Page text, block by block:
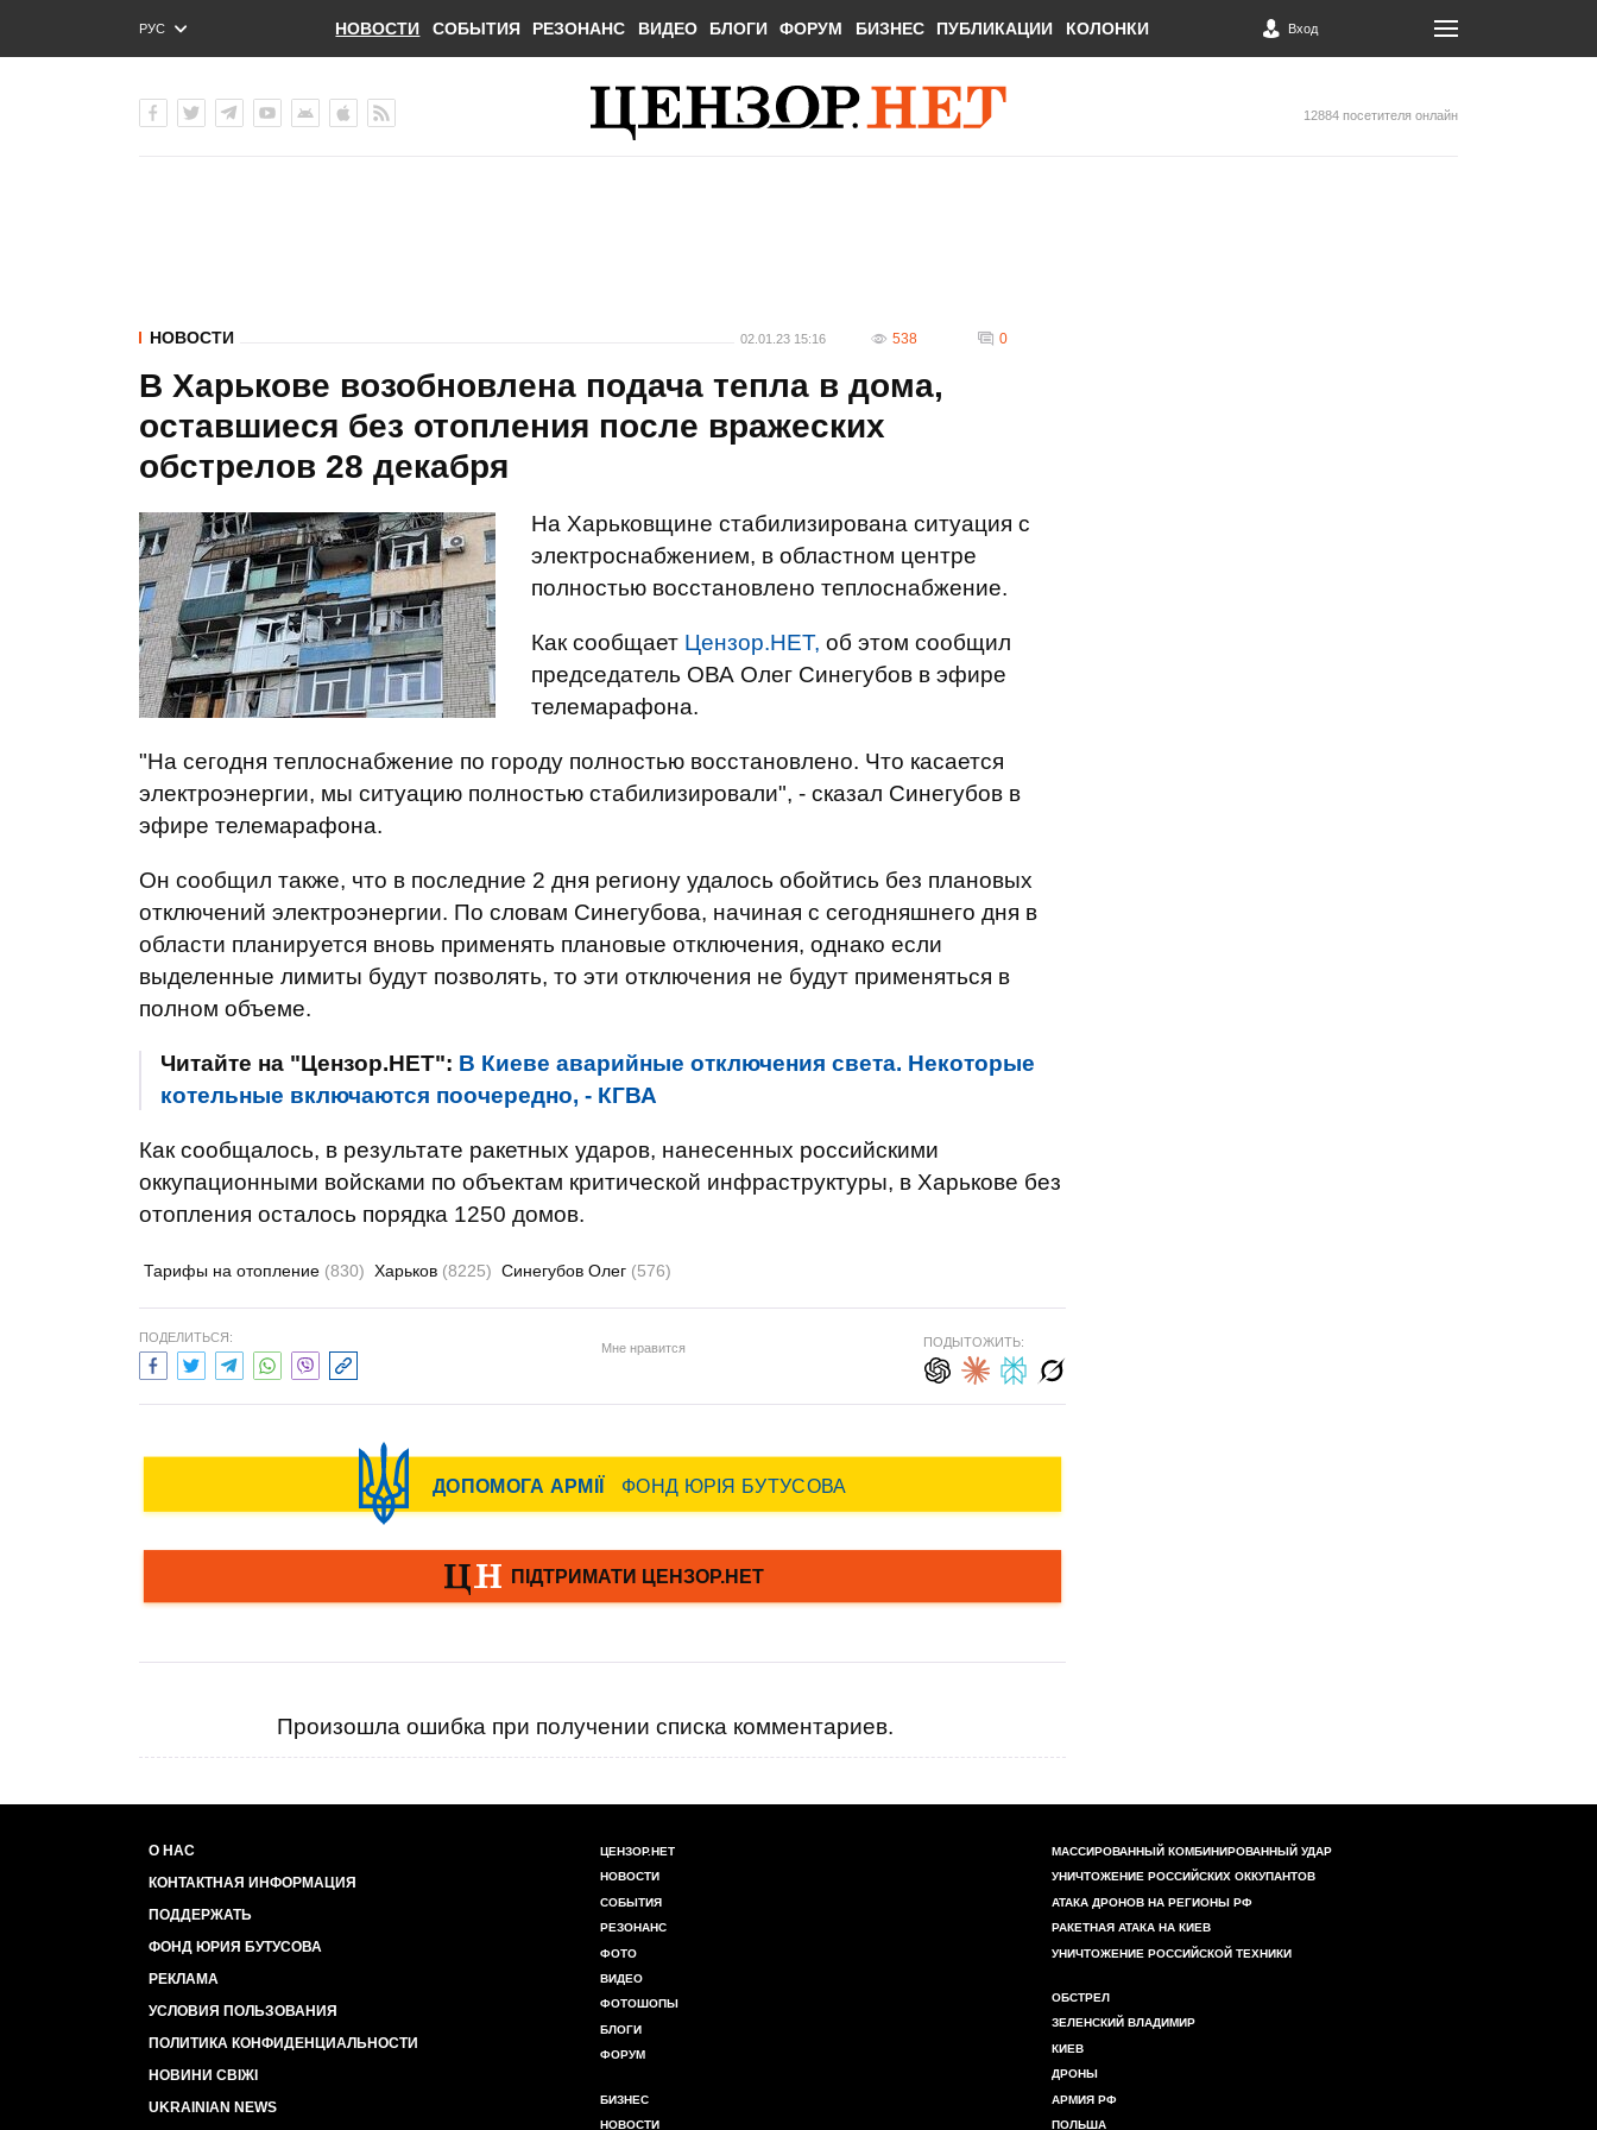
РУС
ENG
НОВОСТИ СОБЫТИЯ РЕЗОНАНС ВИДЕО БЛОГИ ФОРУМ БИЗНЕС ПУБЛИКАЦИИ КОЛОНКИ Вход
12884 посетителя онлайн
НОВОСТИ 02.01.23 15:16 538 0
В Харькове возобновлена подача тепла в дома,
оставшиеся без отопления после вражеских
обстрелов 28 декабря
На Харьковщине стабилизирована ситуация с
электроснабжением, в областном центре
полностью восстановлено теплоснабжение.
Как сообщает Цензор.НЕТ, об этом сообщил
председатель ОВА Олег Синегубов в эфире
телемарафона.
"На сегодня теплоснабжение по городу полностью восстановлено. Что касается
электроэнергии, мы ситуацию полностью стабилизировали", - сказал Синегубов в
эфире телемарафона.
Он сообщил также, что в последние 2 дня региону удалось обойтись без плановых
отключений электроэнергии. По словам Синегубова, начиная с сегодняшнего дня в
области планируется вновь применять плановые отключения, однако если
выделенные лимиты будут позволять, то эти отключения не будут применяться в
полном объеме.
Читайте на "Цензор.НЕТ": В Киеве аварийные отключения света. Некоторые
котельные включаются поочередно, - КГВА
Как сообщалось, в результате ракетных ударов, нанесенных российскими
оккупационными войсками по объектам критической инфраструктуры, в Харькове без
отопления осталось порядка 1250 домов.
Тарифы на отопление (830) Харьков (8225) Синегубов Олег (576)
ПОДЕЛИТЬСЯ:
Мне нравится ПОДЫТОЖИТЬ:
Произошла ошибка при получении списка комментариев.
О НАС
КОНТАКТНАЯ ИНФОРМАЦИЯ
ПОДДЕРЖАТЬ
ФОНД ЮРИЯ БУТУСОВА
РЕКЛАМА
УСЛОВИЯ ПОЛЬЗОВАНИЯ
ПОЛИТИКА КОНФИДЕНЦИАЛЬНОСТИ
НОВИНИ СВІЖІ
UKRAINIAN NEWS
ЦЕНЗОР.НЕТ
НОВОСТИ
СОБЫТИЯ
РЕЗОНАНС
ФОТО
ВИДЕО
ФОТОШОПЫ
БЛОГИ
ФОРУМ
БИЗНЕС
НОВОСТИ
МАССИРОВАННЫЙ КОМБИНИРОВАННЫЙ УДАР
УНИЧТОЖЕНИЕ РОССИЙСКИХ ОККУПАНТОВ
АТАКА ДРОНОВ НА РЕГИОНЫ РФ
РАКЕТНАЯ АТАКА НА КИЕВ
УНИЧТОЖЕНИЕ РОССИЙСКОЙ ТЕХНИКИ
ОБСТРЕЛ
ЗЕЛЕНСКИЙ ВЛАДИМИР
КИЕВ
ДРОНЫ
АРМИЯ РФ
ПОЛЬША